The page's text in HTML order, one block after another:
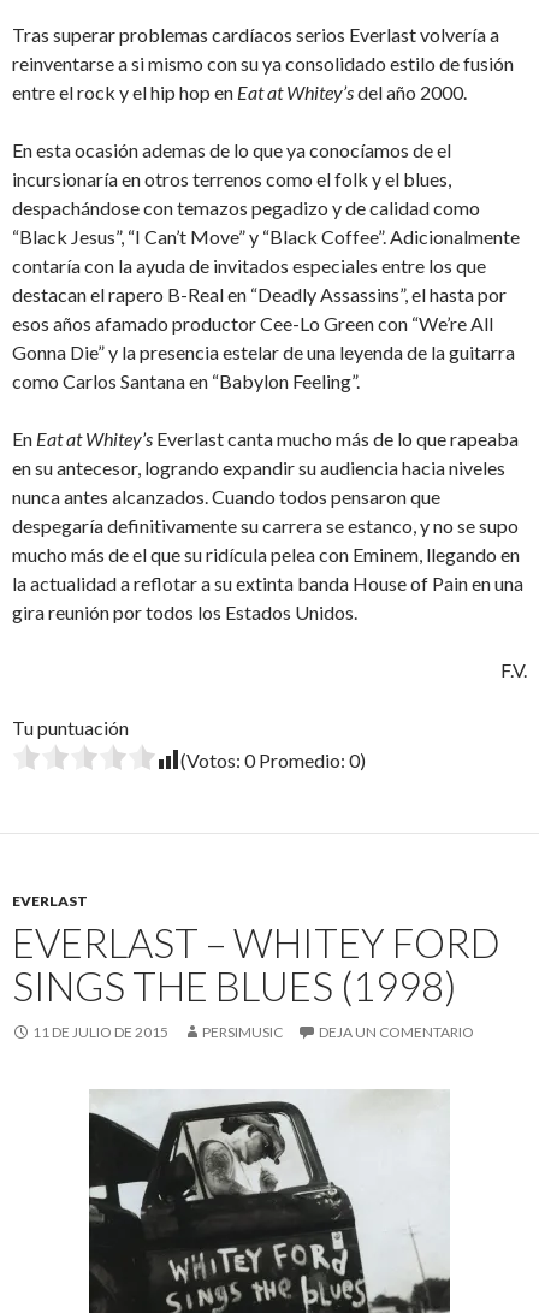
Tras superar problemas cardíacos serios Everlast volvería a
reinventarse a si mismo con su ya consolidado estilo de fusión
entre el rock y el hip hop en Eat at Whitey’sdel año 2000.
En esta ocasión ademas de lo que ya conocíamos de el
incursionaría en otros terrenos como el folk y el blues,
despachándose con temazos pegadizo y de calidad como
“Black Jesus”, “I Can’t Move” y “Black Coffee”. Adicionalmente
contaría con la ayuda de invitados especiales entre los que
destacan el rapero B-Real en “Deadly Assassins”, el hasta por
esos años afamado productor Cee-Lo Green con “We’re All
Gonna Die” y la presencia estelar de una leyenda de la guitarra
como Carlos Santana en “Babylon Feeling”.
En Eat at Whitey’s Everlast canta mucho más de lo que rapeaba
en su antecesor, logrando expandir su audiencia hacia niveles
nunca antes alcanzados. Cuando todos pensaron que
despegaría definitivamente su carrera se estanco, y no se supo
mucho más de el que su ridícula pelea con Eminem, llegando en
la actualidad a reflotar a su extinta banda House of Pain en una
gira reunión por todos los Estados Unidos.
F.V.
Tu puntuación
(Votos: 0Promedio: 0)
EVERLAST
EVERLAST – WHITEY FORD
SINGS THE BLUES (1998)
11 DE JULIO DE 2015 PERSIMUSIC DEJA UN COMENTARIO